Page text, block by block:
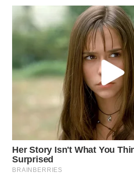
WN
PRIANGAN
TIMUR
SEMARANG
BOROBUDUR
WN